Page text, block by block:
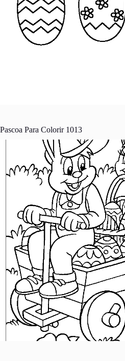
Pascoa Para Colorir 1013